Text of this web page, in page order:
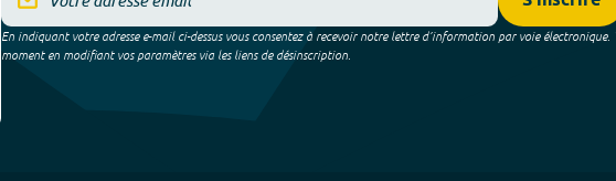
En indiquant votre adresse e-mail ci-dessus vous consentez à recevoir notre lettre d’information par voie électronique.
moment en modifiant vos paramètres via les liens de désinscription.